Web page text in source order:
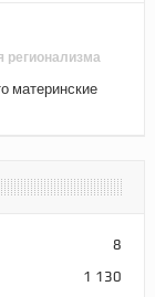
регионализма
материнские
8
1 130